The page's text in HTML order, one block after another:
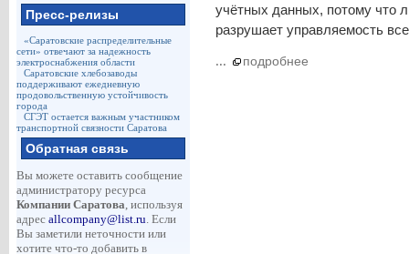
Пресс-релизы
«Саратовские распределительные
сети» отвечают за надежность
электроснабжения области
Саратовские хлебозаводы
поддерживают ежедневную
продовольственную устойчивость
города
СГЭТ остается важным участником
транспортной связности Саратова
Обратная связь
Вы можете оставить сообщение
администратору ресурса
Компании Саратова, используя
адрес allcompany@list.ru. Если
Вы заметили неточности или
хотите что-то добавить в
учётных данных, потому что
разрушает управляемость
... подробнее